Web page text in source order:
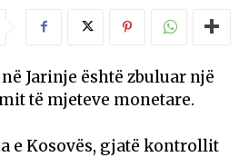
Jarinje është zbuluar një
të mjeteve monetare.
e Kosovës, gjatë kontrollit